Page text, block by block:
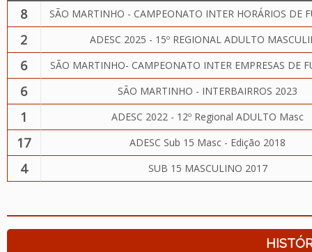
8 SÃO MARTINHO - CAMPEONATO INTER HORÁRIOS DE
2 ADESC 2025 - 15º REGIONAL ADULTO
6 SÃO MARTINHO- CAMPEONATO INTER EMPRESAS DE
6 SÃO MARTINHO - INTERBAIRROS 2023
1 ADESC 2022 - 12º Regional ADULTO Masc
17 ADESC Sub 15 Masc - Edição 2018
4 SUB 15 MASCULINO 2017